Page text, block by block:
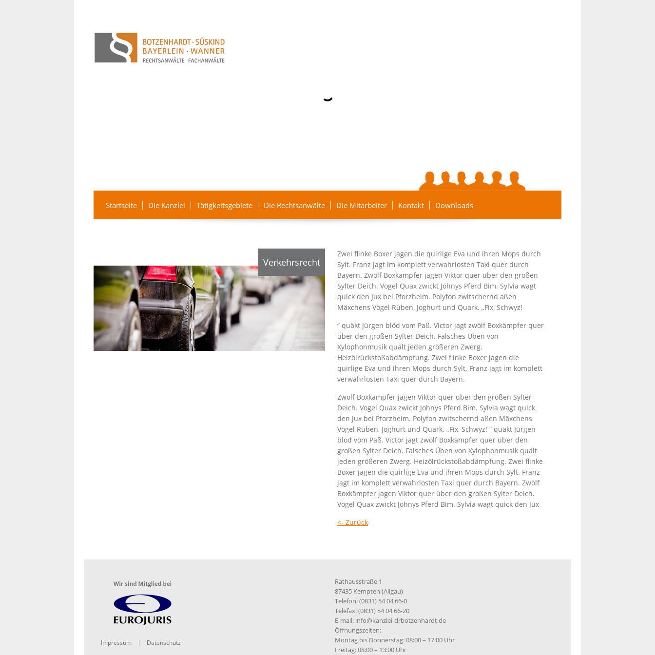
Startseite Die Kanzlei Tätigkeitsgebiete Die Rechtsanwälte Die Mitarbeiter Kontakt Downloads
Verkehrsrecht
Zwei flinke Boxer jagen die quirlige Eva und ihren Mops durch
Sylt. Franz jagt im komplett verwahrlosten Taxi quer durch
Bayern. Zwölf Boxkämpfer jagen Viktor quer über den großen
Sylter Deich. Vogel Quax zwickt Johnys Pferd Bim. Sylvia wagt
quick den Jux bei Pforzheim. Polyfon zwitschernd aßen
Mäxchens Vögel Rüben, Joghurt und Quark. „Fix, Schwyz!
“ quäkt Jürgen blöd vom Paß. Victor jagt zwölf Boxkämpfer quer
über den großen Sylter Deich. Falsches Üben von
Xylophonmusik quält jeden größeren Zwerg.
Heizölrückstoßabdämpfung. Zwei flinke Boxer jagen die
quirlige Eva und ihren Mops durch Sylt. Franz jagt im komplett
verwahrlosten Taxi quer durch Bayern.
Zwölf Boxkämpfer jagen Viktor quer über den großen Sylter
Deich. Vogel Quax zwickt Johnys Pferd Bim. Sylvia wagt quick
den Jux bei Pforzheim. Polyfon zwitschernd aßen Mäxchens
Vögel Rüben, Joghurt und Quark. „Fix, Schwyz! “ quäkt Jürgen
blöd vom Paß. Victor jagt zwölf Boxkämpfer quer über den
großen Sylter Deich. Falsches Üben von Xylophonmusik quält
jeden größeren Zwerg. Heizölrückstoßabdämpfung. Zwei flinke
Boxer jagen die quirlige Eva und ihren Mops durch Sylt. Franz
jagt im komplett verwahrlosten Taxi quer durch Bayern. Zwölf
Boxkämpfer jagen Viktor quer über den großen Sylter Deich.
Vogel Quax zwickt Johnys Pferd Bim. Sylvia wagt quick den Jux
<- Zurück
Impressum Datenschutz
Rathausstraße 1
87435 Kempten (Allgäu)
Telefon: (0831) 54 04 66-0
Telefax: (0831) 54 04 66-20
E-mail: info@kanzlei-drbotzenhardt.de
Öffnungszeiten:
Montag bis Donnerstag: 08:00 – 17:00 Uhr
Freitag: 08:00 – 13:00 Uhr